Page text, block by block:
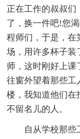
正在工作的叔叔们
了，换一件吧!您
程师们，于是，在
场，用许多杯子装
师，这时刚好上课
往窗外望着那些工
楼，我知道他们在
不留名儿的人。
自从学校那些